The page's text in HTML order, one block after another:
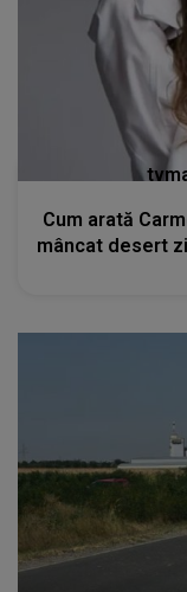
Cum arată
mâncat desert